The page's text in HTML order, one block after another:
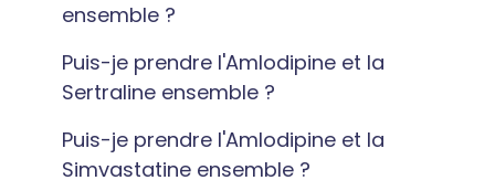
ensemble ?
Puis-je prendre l'Amlodipine et la
Sertraline ensemble ?
Puis-je prendre l'Amlodipine et la
Simvastatine ensemble ?